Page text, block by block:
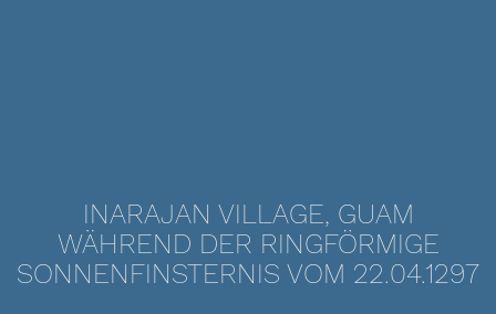
INARAJAN VILLAGE, GUAM
WÄHREND DER RINGFÖRMIGE
SONNENFINSTERNIS VOM 22.04.1297